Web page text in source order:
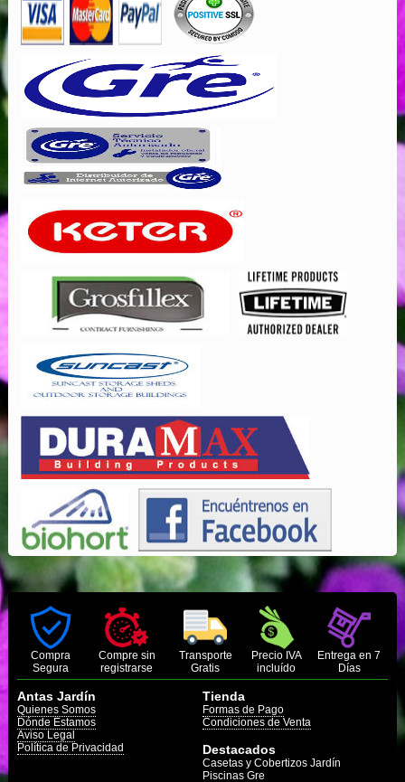
Compra
Segura
Compre sin
registrarse
Transporte
Gratis
Precio IVA
incluído
Entrega en 7
Días
Antas Jardín
Quienes Somos
Dónde Estamos
Aviso Legal
Política de Privacidad
Tienda
Formas de Pago
Condiciones de Venta
Destacados
Casetas y Cobertizos Jardín
Piscinas Gre